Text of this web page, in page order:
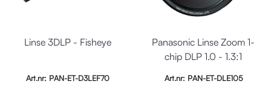
Linse 3DLP - Fisheye
Art.nr: PAN-ET-D3LEF70
Panasonic Linse Zoom 1-
chip DLP 1.0 - 1.3:1
Art.nr: PAN-ET-DLE105